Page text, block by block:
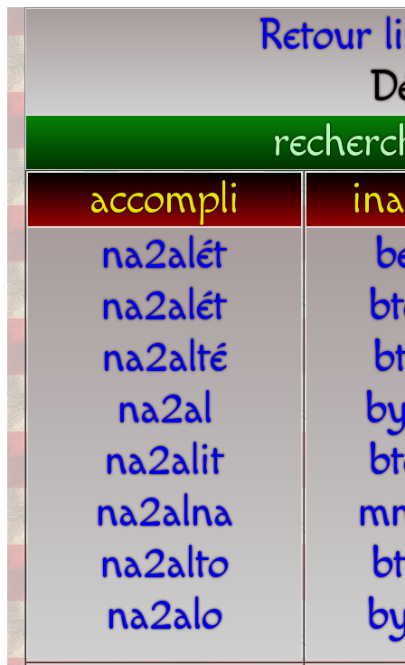
Retour
accompli
na2alét
na2alét
na2alté
na2al
na2alit
na2alna
na2alto
na2alo